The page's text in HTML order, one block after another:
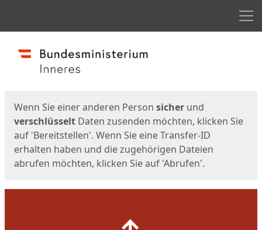
Start
Wenn Sie einer anderen Person sicher und
verschlüsselt Daten zusenden möchten, klicken Sie
auf 'Bereitstellen'. Wenn Sie eine Transfer-ID
erhalten haben und die zugehörigen Dateien
abrufen möchten, klicken Sie auf 'Abrufen'.